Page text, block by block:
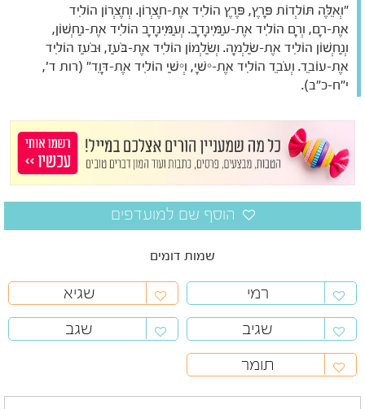
"וְאֵלֶּה תּוֹלְדוֹת פָּרֶץ, פֶּרֶץ הוֹלִיד אֶת-חֶצְרוֹן. וְחֶצְרוֹן הוֹלִיד
אֶת-רָם, וְרָם הוֹלִיד אֶת-עַמִּינָדָב. וְעַמִּינָדָב הוֹלִיד אֶת-נַחְשׁוֹן,
וְנַחְשׁוֹן הוֹלִיד אֶת-שַׂלְמָה. וְשַׂלְמוֹן הוֹלִיד אֶת-בֹּעַז, וּבֹעַז הוֹלִיד
אֶת-עוֹבֵד. וְעֹבֵד הוֹלִיד אֶת-יִשָׁי, וְיִשַׁי הוֹלִיד אֶת-דָּוִד" (רות ד',
י"ח-כ"ב).
שמות דומים
רמי
שגיא
שגיב
שגב
תומר